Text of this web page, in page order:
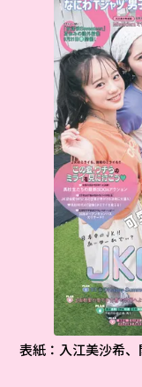
表紙：入江美沙希